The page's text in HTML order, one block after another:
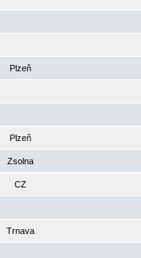
Plzeň
Plzeň
Zsolna
CZ
Trnava